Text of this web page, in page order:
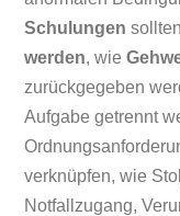
Schulungen
werden, wie
zurückgegeben
Aufgabe getrennt
verknüpfen, wie
Notfallzugang,